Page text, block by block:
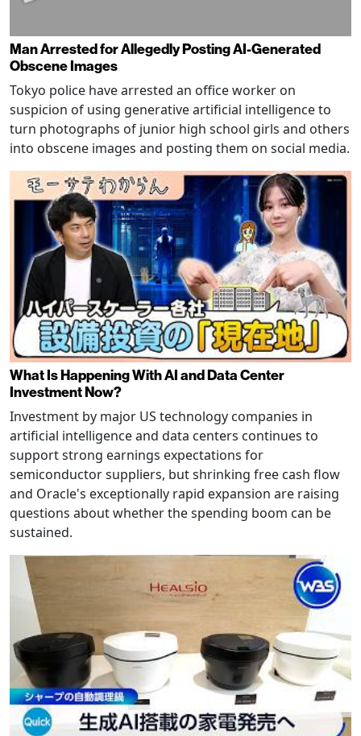
Man Arrested for Allegedly Posting AI-Generated
Obscene Images
Tokyo police have arrested an office worker on
suspicion of using generative artificial intelligence to
turn photographs of junior high school girls and others
into obscene images and posting them on social media.
What Is Happening With AI and Data Center
Investment Now?
Investment by major US technology companies in
artificial intelligence and data centers continues to
support strong earnings expectations for
semiconductor suppliers, but shrinking free cash flow
and Oracle's exceptionally rapid expansion are raising
questions about whether the spending boom can be
sustained.